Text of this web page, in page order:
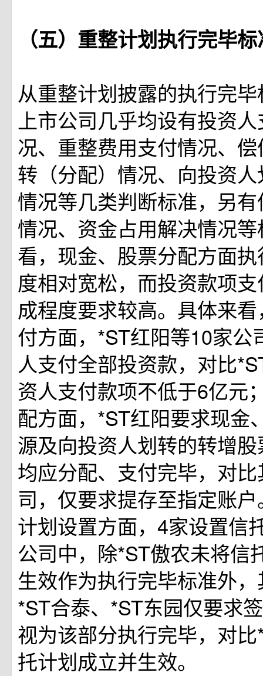
（五）重整计划执行完毕
从重整计划披露的执行完
上市公司几乎均设有投资
况、重整费用支付情况、
转（分配）情况、向投资
情况等几类判断标准，另
情况、资金占用解决情况
看，现金、股票分配方面
度相对宽松，而投资款项
成程度要求较高。具体来
付方面，*ST红阳等10家公
人支付全部投资款，对比
资人支付款项不低于6亿元
配方面，*ST红阳要求现金
源及向投资人划转的转增
均应分配、支付完毕，对
司，仅要求提存至指定账
计划设置方面，4家设置信
公司中，除*ST傲农未将信
生效作为执行完毕标准外
*ST合泰、*ST东园仅要求
视为该部分执行完毕，对
托计划成立并生效。